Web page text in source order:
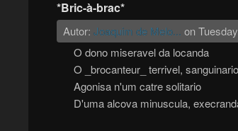
*Bric-à-brac*
Autor: Joaquim de Melo... on
O dono miseravel da locanda
O _brocanteur_ terrivel, sanguinario
Agonisa n'um catre solitario
D'uma alcova minuscula,